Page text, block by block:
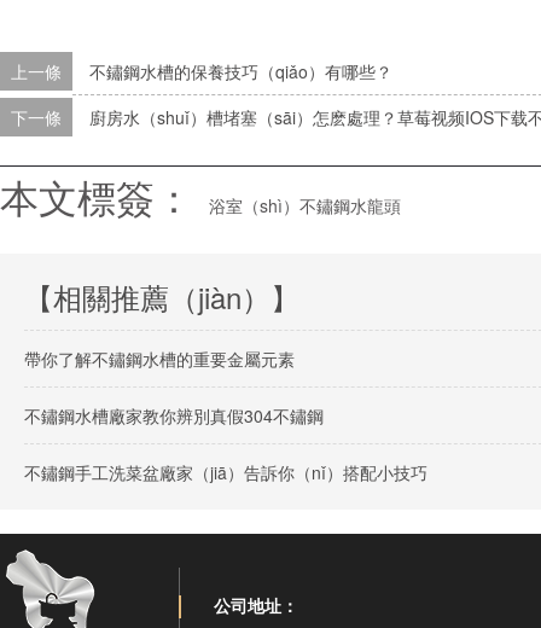
上一條
不鏽鋼水槽的保養技巧（qiǎo）有哪些？
下一條
廚房水（shuǐ）槽堵塞（sāi）怎麽處理？草莓视频IOS下载
本文標簽： 浴室（shì）不鏽鋼水龍頭
【相關推薦（jiàn）】
帶你了解不鏽鋼水槽的重要金屬元素
不鏽鋼水槽廠家教你辨別真假304不鏽鋼
不鏽鋼手工洗菜盆廠家（jiā）告訴你（nǐ）搭配小技巧
公司地址：